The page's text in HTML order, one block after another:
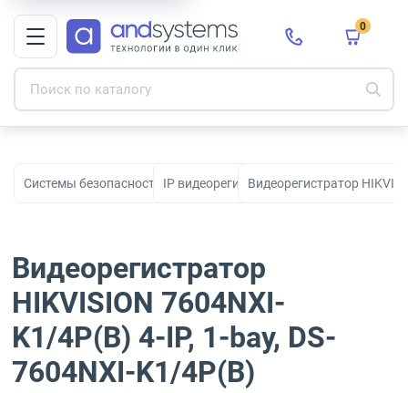
0
Системы безопасности для видеонаблюдения, охраны и
IP видеорегистраторыВидеорегистратор
Видеорегистратор
HIKVISION 7604NXI-
K1/4P(B) 4-IP, 1-bay, DS-
7604NXI-K1/4P(B)